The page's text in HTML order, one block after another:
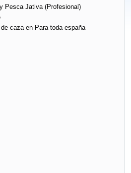
Pesca Jativa (Profesional)
caza en Para toda españa